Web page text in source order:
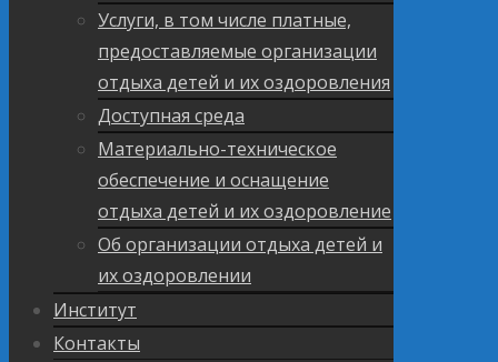
Услуги, в том числе платные,
предоставляемые организации
отдыха детей и их оздоровления
Доступная среда
Материально-техническое
обеспечение и оснащение
отдыха детей и их оздоровление
Об организации отдыха детей и
их оздоровлении
Институт
Контакты